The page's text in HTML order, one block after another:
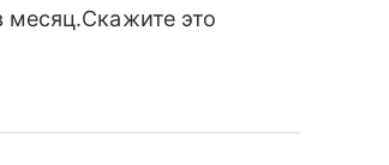
месяц.Скажите это